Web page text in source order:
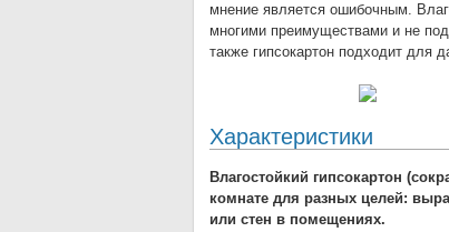
мнение является ошибочным.
многими преимуществами и не
также гипсокартон подходит для
Характеристики
Влагостойкий гипсокартон
комнате для разных целей:
или стен в помещениях.